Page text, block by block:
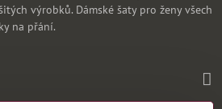
výrobků. Dámské šaty pro ženy všech
na přání.